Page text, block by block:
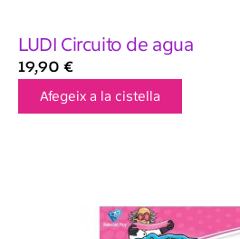
LUDI Circuito de agua
19,90 €
Afegeix a la cistella